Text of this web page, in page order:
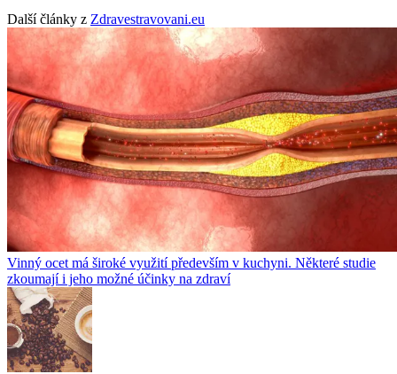
Další články z Zdravestravovani.eu
Vinný ocet má široké využití především v kuchyni. Některé studie
zkoumají i jeho možné účinky na zdraví